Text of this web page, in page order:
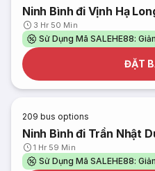
Ninh Bình đi Vịnh Hạ
3 Hr 50 Min
Sử Dụng Mã SALEHE88:
ĐẶT
209 bus options
Ninh Bình đi Trần Nhật
1 Hr 59 Min
Sử Dụng Mã SALEHE88: